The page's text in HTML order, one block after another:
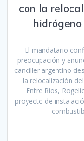
con la
El mandatario
preocupación y
canciller argentino
la relocalización
Entre Ríos,
proyecto de